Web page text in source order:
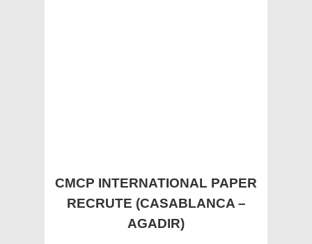
CMCP INTERNATIONAL PAPER
RECRUTE (CASABLANCA –
AGADIR)